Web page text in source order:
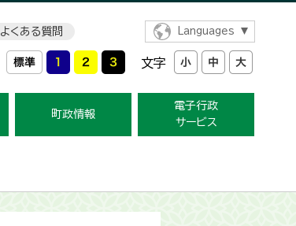
よくある質問 Languages
文字
町政情報
電子行政
サービス